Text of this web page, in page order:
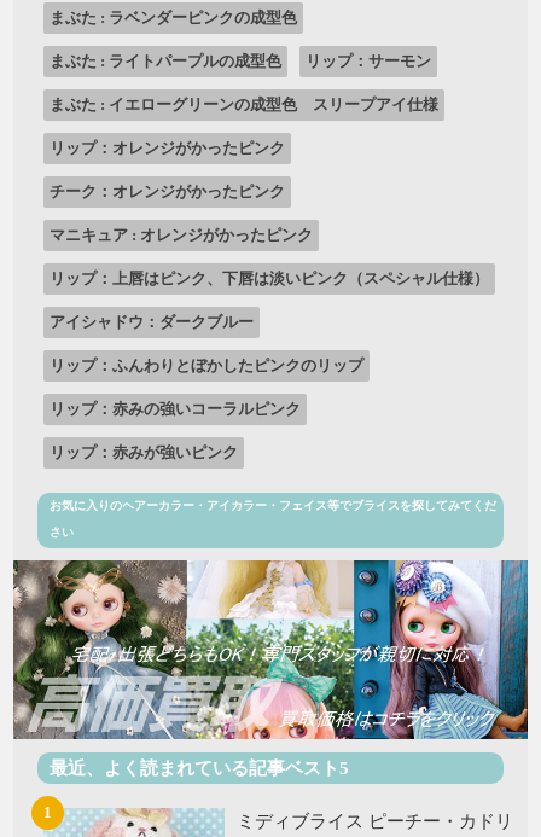
まぶた : ラベンダーピンクの成型色
まぶた : ライトパープルの成型色 リップ：サーモン
まぶた : イエローグリーンの成型色 スリープアイ仕様
リップ：オレンジがかったピンク
チーク：オレンジがかったピンク
マニキュア : オレンジがかったピンク
リップ：上唇はピンク、下唇は淡いピンク（スペシャル仕様）
アイシャドウ：ダークブルー
リップ：ふんわりとぼかしたピンクのリップ
リップ：赤みの強いコーラルピンク
リップ：赤みが強いピンク
お気に入りのヘアーカラー・アイカラー・フェイス等でブライスを探してみてくだ
さい
最近、よく読まれている記事ベスト5
ミディブライス ピーチー・カドリ